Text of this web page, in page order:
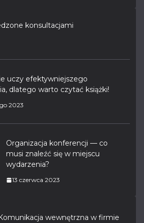
konsultacjami
uczy efektywniejszego
dlatego warto czytać książki!
2023
Organizacja konferencji — co
musi znaleźć się w miejscu
wydarzenia?
13 czerwca 2023
Komunikacja wewnętrzna w firmie